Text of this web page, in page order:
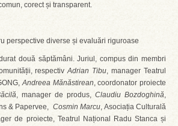
corect și transparent.
perspective diverse și evaluări riguroase
două săptămâni. Juriul, compus din membri
respectivAdrian Tibu, manager Teatrul
Andreea Mănăstirean, coordonator proiecte
, manager de produs, Claudiu Bozdoghină,
& Papervee, Cosmin Marcu, Asociația Culturală
de proiecte, Teatrul Național Radu Stanca și